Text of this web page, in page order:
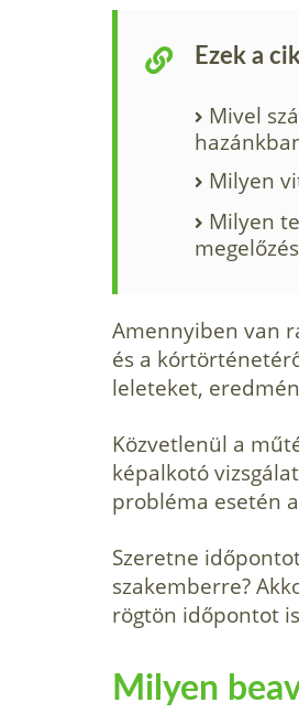
Ezek a
Mivel
Milyen
Milyen
Amennyiben van
és a
leleteket,
Közvetlenül a
képalkotó
probléma esetén
Szeretne
szakemberre?
rögtön időpontot
Milyen